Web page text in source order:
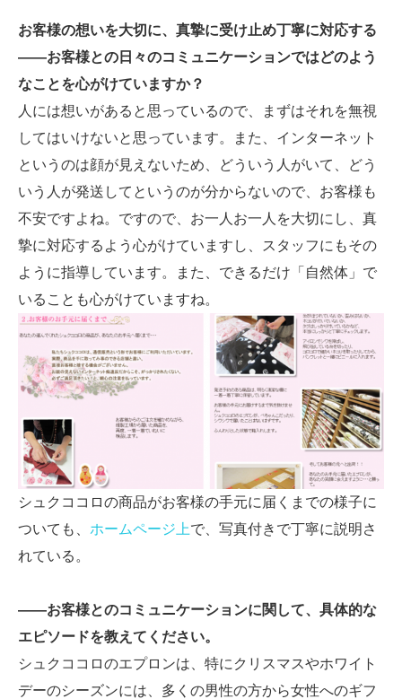
お客様の想いを大切に、真摯に受け止め丁寧に対応する
――お客様との日々のコミュニケーションではどのよう
なことを心がけていますか？
人には想いがあると思っているので、まずはそれを無視
してはいけないと思っています。また、インターネット
というのは顔が見えないため、どういう人がいて、どう
いう人が発送してというのが分からないので、お客様も
不安ですよね。ですので、お一人お一人を大切にし、真
摯に対応するよう心がけていますし、スタッフにもその
ように指導しています。また、できるだけ「自然体」で
いることも心がけていますね。
シュクココロの商品がお客様の手元に届くまでの様子に
ついても、 ホームページ上で、写真付きで丁寧に説明さ
れている。
――お客様とのコミュニケーションに関して、具体的な
エピソードを教えてください。
シュクココロのエプロンは、特にクリスマスやホワイト
デーのシーズンには、多くの男性の方から女性へのギフ